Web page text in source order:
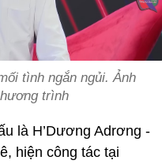
tình ngắn ngủi. Ảnh
trình
là H’Dương Adrơng -
hiện công tác tại